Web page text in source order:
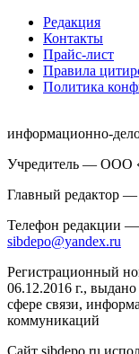
Редакция
Контакты
Прайс-лист
Правила
Политика
информационно-
Учредитель — ООО
Главный редактор
Телефон редакции
sibdepo@yandex.ru
Регистрационный
06.12.2016 г.,
сфере связи,
коммуникаций
Сайт sibdepo.ru